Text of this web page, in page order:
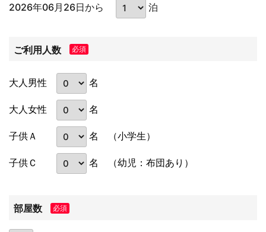
2026年06月26日から 泊
ご利用人数 必須
大人男性 名
大人女性 名
子供Ａ 名 （小学生）
子供Ｃ 名 （幼児：布団あり）
部屋数 必須